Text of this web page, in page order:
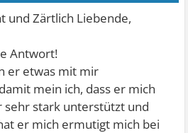
und Zärtlich Liebende,
Antwort!
er etwas mit mir
mein ich, dass er mich
stark unterstützt und
er mich ermutigt mich bei